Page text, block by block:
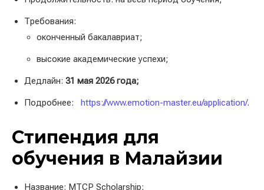
Требования:
оконченный бакалавриат;
высокие академические успехи;
Дедлайн: 31 мая 2026 года;
Подробнее: https://www.emotion-master.eu/application/.
Стипендия для
обучения в Малайзии
Название: MTCP Scholarship;